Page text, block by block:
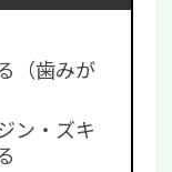
（歯みが
ン・ズキ